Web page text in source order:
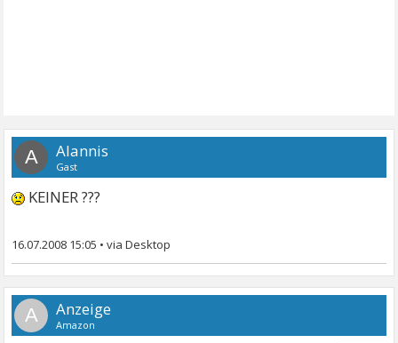
A Alannis
Gast
KEINER ???
16.07.2008 15:05 •
A